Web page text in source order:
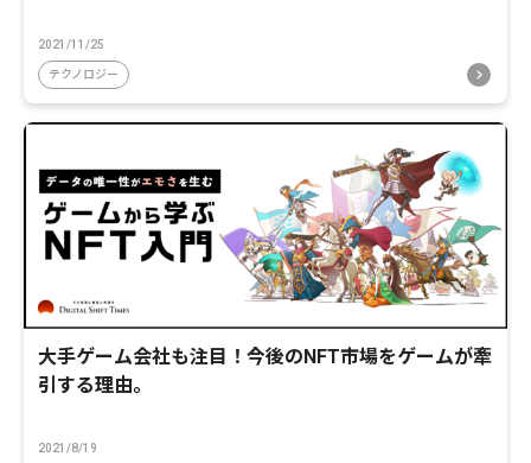
2021/11/25
テクノロジー
大手ゲーム会社も注目！今後のNFT市場をゲームが牽
引する理由。
2021/8/19